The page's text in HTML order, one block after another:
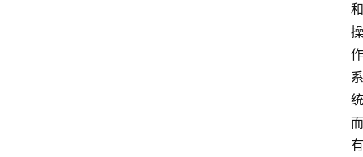
和
操
作
系
统
而
有